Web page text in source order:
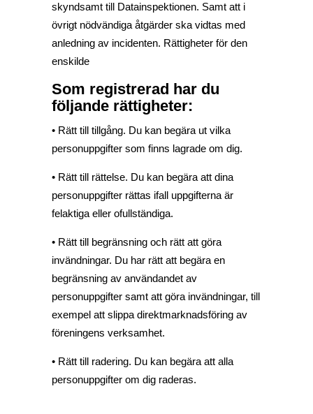
skyndsamt till Datainspektionen. Samt att i
övrigt nödvändiga åtgärder ska vidtas med
anledning av incidenten. Rättigheter för den
enskilde
Som registrerad har du
följande rättigheter:
• Rätt till tillgång. Du kan begära ut vilka
personuppgifter som finns lagrade om dig.
• Rätt till rättelse. Du kan begära att dina
personuppgifter rättas ifall uppgifterna är
felaktiga eller ofullständiga.
• Rätt till begränsning och rätt att göra
invändningar. Du har rätt att begära en
begränsning av användandet av
personuppgifter samt att göra invändningar, till
exempel att slippa direktmarknadsföring av
föreningens verksamhet.
• Rätt till radering. Du kan begära att alla
personuppgifter om dig raderas.